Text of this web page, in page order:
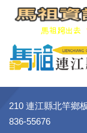
210 連江縣北竿鄉
836-55676